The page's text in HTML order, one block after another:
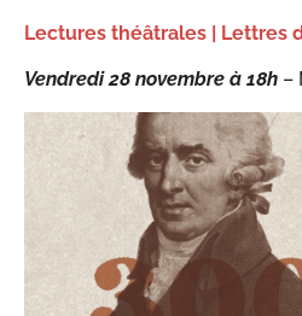
Lectures théâtrales | Lettres
Vendredi 28 novembre à 18h –